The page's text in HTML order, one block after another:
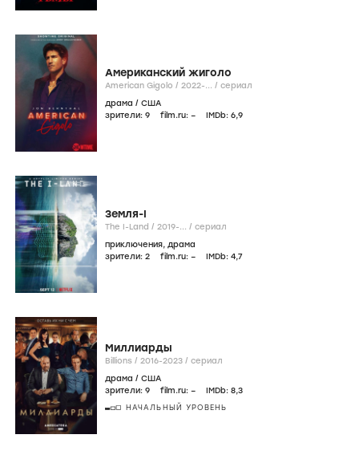
Американский жиголо
American Gigolo / 2022-... / сериал
драма / США
зрители: 9 film.ru: – IMDb: 6,9
Земля-I
The I-Land / 2019-... / сериал
приключения, драма
зрители: 2 film.ru: – IMDb: 4,7
Миллиарды
Billions / 2016-2023 / сериал
драма / США
зрители: 9 film.ru: – IMDb: 8,3
НАЧАЛЬНЫЙ УРОВЕНЬ